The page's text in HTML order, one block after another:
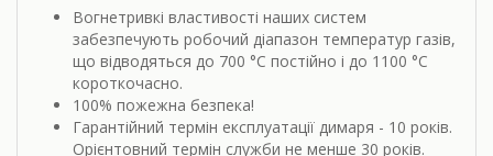
Вогнетривкі властивості наших систем
забезпечують робочий діапазон температур газів,
що відводяться до 700 °С постійно і до 1100 °С
короткочасно.
100% пожежна безпека!
Гарантійний термін експлуатації димаря - 10 років.
Орієнтовний термін служби не менше 30 років.